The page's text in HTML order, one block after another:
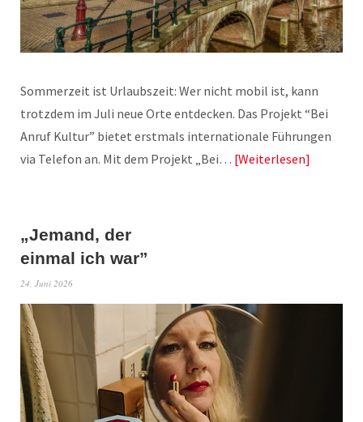
Sommerzeit ist Urlaubszeit: Wer nicht mobil ist, kann
trotzdem im Juli neue Orte entdecken. Das Projekt “Bei
Anruf Kultur” bietet erstmals internationale Führungen
via Telefon an. Mit dem Projekt „Bei… Weiterlesen
„Jemand, der
einmal ich war”
24. Juni 2026